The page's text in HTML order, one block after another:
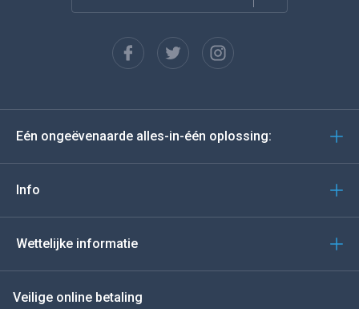
Español
Deutsch
Türkçe
Eén ongeëvenaarde alles-in-één oplossing:
Info
Wettelijke informatie
Veilige online betaling